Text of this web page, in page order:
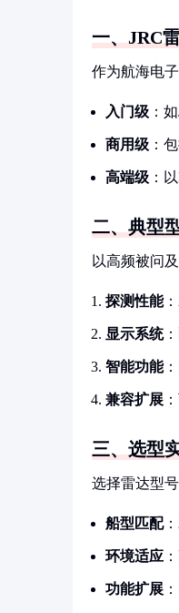
一、JRC
作为航海电
入门级 ：
商用级 ：
高端级 ：
二、典型
以高频被问
探测性能
显示系统
智能功能
兼容扩展
三、选型
选择雷达型
船型匹配
环境适应
功能扩展